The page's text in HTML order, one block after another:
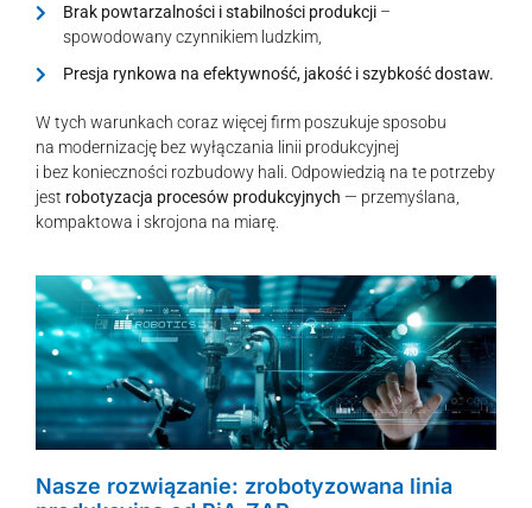
Brak powtarzalności i stabilności produkcji–
spowodowany czynnikiem ludzkim,
Presja rynkowa na efektywność, jakość i szybkość dostaw.
W tych warunkach coraz więcej firm poszukuje sposobu
na modernizację bez wyłączania linii produkcyjnej
i bez konieczności rozbudowy hali. Odpowiedzią na te potrzeby
jest robotyzacja procesów produkcyjnych — przemyślana,
kompaktowa i skrojona na miarę.
Nasze rozwiązanie: zrobotyzowana linia